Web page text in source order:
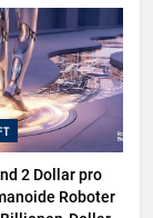
Brüssel die
Kommission zur
an
2 Dollar pro
Roboter